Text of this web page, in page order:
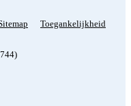
Toegankelijkheid